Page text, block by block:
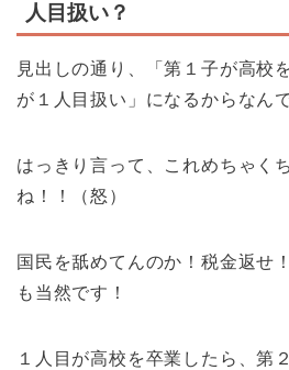
人目扱い？
見出しの通り、「第１子が高校
が１人目扱い」になるからなんで
はっきり言って、これめちゃく
ね！！（怒）
国民を舐めてんのか！税金返せ
も当然です！
１人目が高校を卒業したら、第